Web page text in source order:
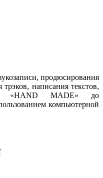
продюсирования
написания текстов,
«HAND MADE» до
компьютерной